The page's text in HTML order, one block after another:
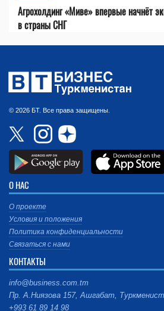
Агрохолдинг «Миве» впервые начнёт
в страны СНГ
© 2026 БТ. Все права защищены.
О НАС
О проекте
Условия и положения
Политика конфиденциальности
Связаться с нами
КОНТАКТЫ
info@business.com.tm
Пр. А.Ниязова 157, Ашгабат,
+993 61 89 14 98